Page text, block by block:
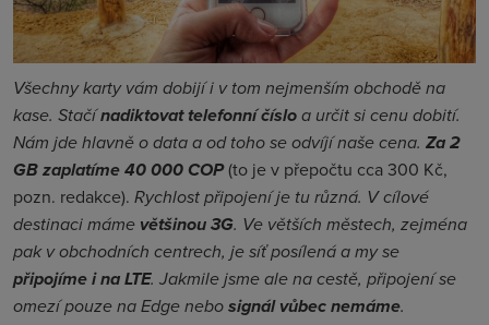
Všechny karty vám dobijí i v tom nejmenším obchodě na
kase. Stačínadiktovat telefonní čísloa určit si cenu dobití.
Nám jde hlavně o data a od toho se odvíjí naše cena. Za 2
GB zaplatíme 40 000 COP(to je v přepočtu cca 300 Kč,
pozn. redakce). Rychlost připojení je tu různá. V cílové
destinaci máme většinou 3G. Ve větších městech, zejména
pak v obchodních centrech, je síť posílená a my se
připojíme i na LTE. Jakmile jsme ale na cestě, připojení se
omezí pouze na Edge nebosignál vůbec nemáme.